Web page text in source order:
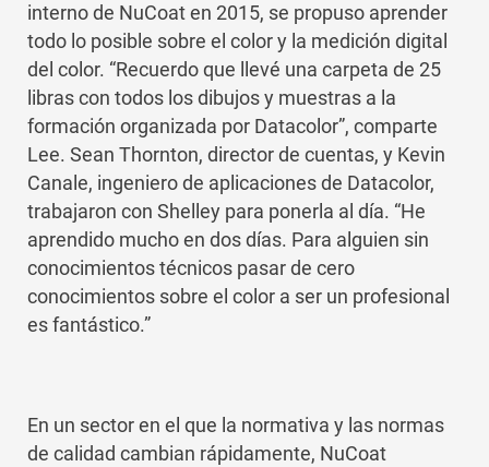
interno de NuCoat en 2015, se propuso aprender
todo lo posible sobre el color y la medición digital
del color. “Recuerdo que llevé una carpeta de 25
libras con todos los dibujos y muestras a la
formación organizada por Datacolor”, comparte
Lee. Sean Thornton, director de cuentas, y Kevin
Canale, ingeniero de aplicaciones de Datacolor,
trabajaron con Shelley para ponerla al día. “He
aprendido mucho en dos días. Para alguien sin
conocimientos técnicos pasar de cero
conocimientos sobre el color a ser un profesional
es fantástico.”
En un sector en el que la normativa y las normas
de calidad cambian rápidamente, NuCoat